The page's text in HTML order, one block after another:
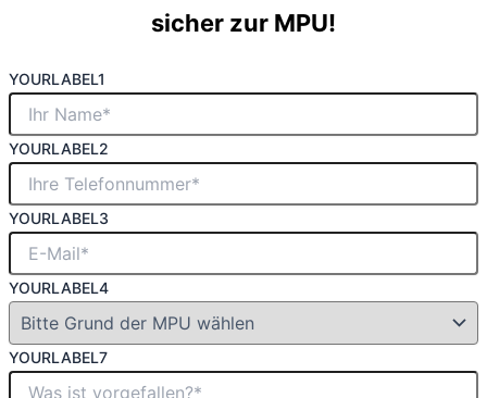
sicher zur MPU!
YOURLABEL1
YOURLABEL2
YOURLABEL3
YOURLABEL4
YOURLABEL7